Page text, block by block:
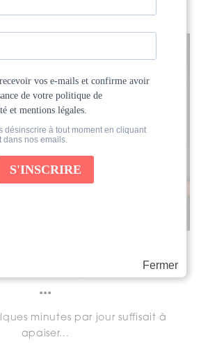
apaise (et comment
...
minutes par jour suffisait à
apaiser...
Fermer